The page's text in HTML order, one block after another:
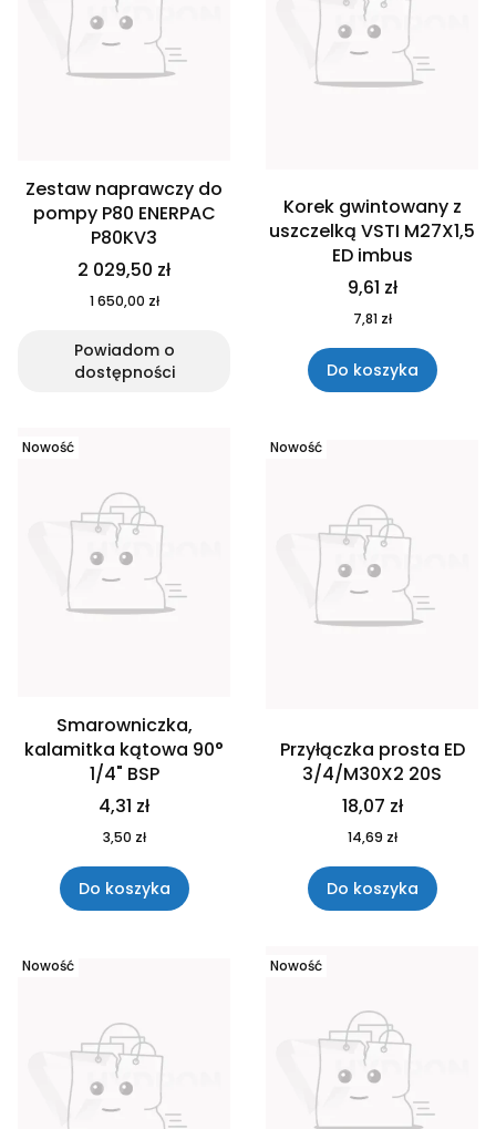
Zestaw naprawczy do
pompy P80 ENERPAC
P80KV3
2 029,50 zł
1 650,00 zł
Powiadom o
dostępności
Korek gwintowany z
uszczelką VSTI M27X1,5
ED imbus
9,61 zł
7,81 zł
Do koszyka
Nowość
Smarowniczka,
kalamitka kątowa 90°
1/4" BSP
4,31 zł
3,50 zł
Do koszyka
Nowość
Przyłączka prosta ED
3/4/M30X2 20S
18,07 zł
14,69 zł
Do koszyka
Nowość Nowość